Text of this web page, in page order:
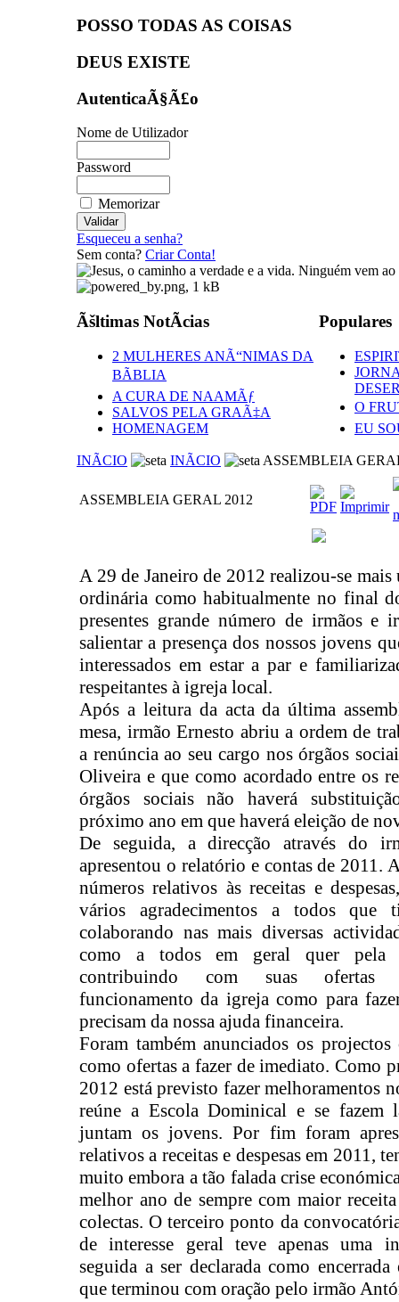
POSSO TODAS AS COISAS
DEUS EXISTE
AutenticaÃ§Ã£o
Nome de Utilizador
Password
Memorizar
Esqueceu a senha?
Sem conta? Criar Conta!
Ãšltimas NotÃ­cias
2 MULHERES ANÃ“NIMAS DA
BÃBLIA
A CURA DE NAAMÃƒ
SALVOS PELA GRAÃ‡A
HOMENAGEM
Populares
O
EU
INÃCIO INÃCIO ASSEMBLEIA
ASSEMBLEIA GERAL 2012
A 29 de Janeiro de 2012 realizou-se mais
ordinária como habitualmente no final
presentes grande número de irmãos e
salientar a presença dos nossos jovens
interessados em estar a par e
respeitantes à igreja local.
Após a leitura da acta da última
mesa, irmão Ernesto abriu a ordem de
a renúncia ao seu cargo nos órgãos
Oliveira e que como acordado entre os
órgãos sociais não haverá
próximo ano em que haverá eleição de
De seguida, a direcção através do
apresentou o relatório e contas de 2011.
números relativos às receitas e
vários agradecimentos a todos que
colaborando nas mais diversas
como a todos em geral quer pela
contribuindo com suas ofertas
funcionamento da igreja como para
precisam da nossa ajuda financeira.
Foram também anunciados os
como ofertas a fazer de imediato. Como
2012 está previsto fazer melhoramentos
reúne a Escola Dominical e se fazem
juntam os jovens. Por fim foram
relativos a receitas e despesas em 2011,
muito embora a tão falada crise
melhor ano de sempre com maior
colectas. O terceiro ponto da
de interesse geral teve apenas uma
seguida a ser declarada como encerrada
que terminou com oração pelo irmão